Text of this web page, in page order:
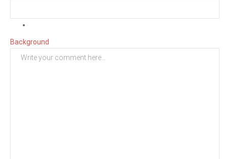
Background